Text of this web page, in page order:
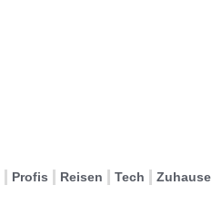
Profis Reisen Tech Zuhause